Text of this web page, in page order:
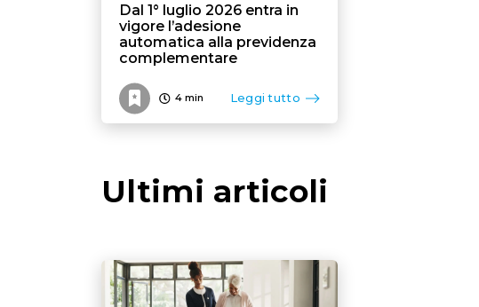
Dal 1° luglio 2026 entra in
vigore l’adesione
automatica alla previdenza
complementare
4 min Leggi tutto
Ultimi articoli